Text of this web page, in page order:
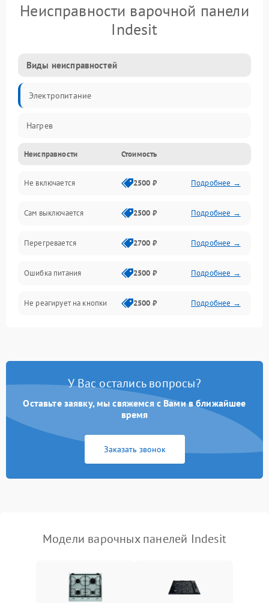
Неисправности варочной панели
Indesit
Виды неисправностей
Электропитание
Нагрев
Неисправности Стоимость
Не включается 2500 ₽ Подробнее →
Сам выключается 2500 ₽ Подробнее →
Перегревается 2700 ₽ Подробнее →
Ошибка питания 2500 ₽ Подробнее →
Не реагирует на кнопки 2500 ₽ Подробнее →
У Вас остались вопросы?
Оставьте заявку, мы свяжемся с Вами в ближайшее
время
Заказать звонок
Модели варочных панелей Indesit